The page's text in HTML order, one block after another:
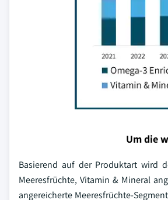
Um die
Basierend auf der Produktart wird
Meeresfrüchte, Vitamin & Mineral
angereicherte Meeresfrüchte-